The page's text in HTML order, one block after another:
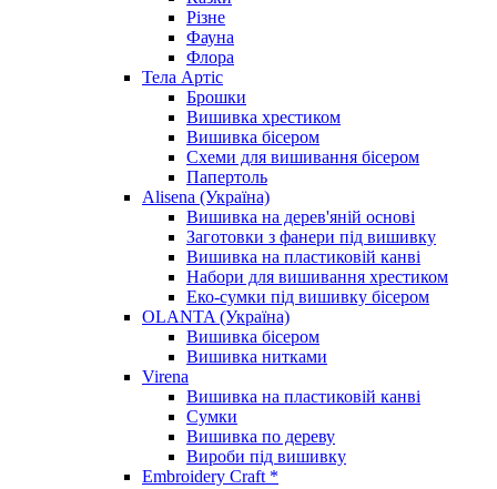
Різне
Фауна
Флора
Тела Артіс
Брошки
Вишивка хрестиком
Вишивка бісером
Схеми для вишивання бісером
Папертоль
Alisena (Україна)
Вишивка на дерев'яній основі
Заготовки з фанери під вишивку
Вишивка на пластиковій канві
Набори для вишивання хрестиком
Еко-сумки під вишивку бісером
OLANTA (Україна)
Вишивка бісером
Вишивка нитками
Virena
Вишивка на пластиковій канві
Сумки
Вишивка по дереву
Вироби під вишивку
Embroidery Craft *